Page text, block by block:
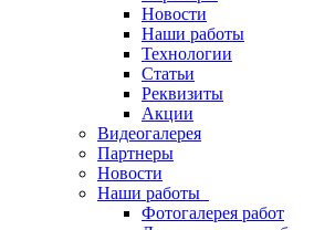
Новости
Наши работы
Технологии
Статьи
Реквизиты
Акции
Видеогалерея
Партнеры
Новости
Наши работы
Фотогалерея работ